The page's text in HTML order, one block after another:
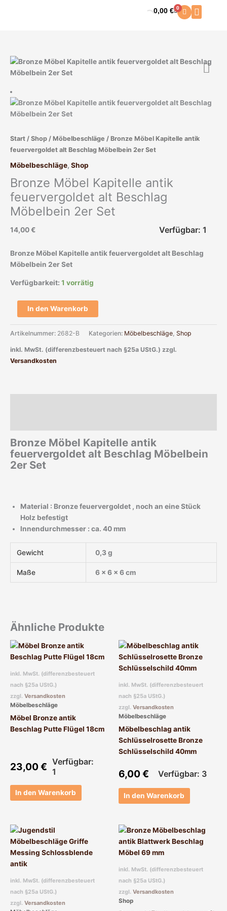
0,00€ 0
Warenkorb
Start / Shop / Möbelbeschläge / Bronze Möbel Kapitelle antik
feuervergoldet alt Beschlag Möbelbein 2er Set
Möbelbeschläge, Shop
Bronze Möbel Kapitelle antik
feuervergoldet alt Beschlag
Möbelbein 2er Set
14,00€ Verfügbar: 1
Bronze Möbel Kapitelle antik feuervergoldet alt Beschlag
Möbelbein 2er Set
Verfügbarkeit: 1 vorrätig
Bronze
Möbel
antik
feuervergoldet
alt
Möbelbein
2er
Set
In den Warenkorb
Artikelnummer: 2682-B Kategorien: Möbelbeschläge Shop
inkl. MwSt. (differenzbesteuert nach §25a UStG.) zzgl.
Versandkosten
Bronze Möbel Kapitelle antik
feuervergoldet alt Beschlag Möbelbein
2er Set
Material : Bronze feuervergoldet , noch an eine Stück
Holz befestigt
Innendurchmesser : ca. 40 mm
Gewicht 0,3 g
Maße 6 × 6 × 6 cm
Ähnliche Produkte
inkl. MwSt. (differenzbesteuert
nach §25a UStG.)
zzgl. Versandkosten
Möbelbeschläge
Möbel Bronze antik
Beschlag Putte Flügel 18cm
23,00€ Verfügbar:
1
In den Warenkorb
inkl. MwSt. (differenzbesteuert
nach §25a UStG.)
zzgl. Versandkosten
Möbelbeschläge
Möbelbeschlag antik
Schlüsselrosette Bronze
Schlüsselschild 40mm
6,00€ Verfügbar: 3
In den Warenkorb
inkl. MwSt. (differenzbesteuert
nach §25a UStG.)
zzgl. Versandkosten
Dieses
Produkt
weist
mehrere
Optionen
inkl. MwSt. (differenzbesteuert
nach §25a UStG.)
zzgl. Versandkosten
Shop